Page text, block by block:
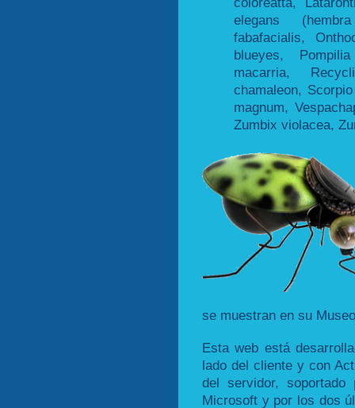
elegans
fabafacialis,
blueyes,
macarria,
chamaleon,
magnum,
Zumbix violacea,
se muestran en su
Esta web está
lado del cliente y con
del servidor,
Microsoft y por los dos